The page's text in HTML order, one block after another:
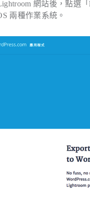
網站後，點選「
兩種作業系統。